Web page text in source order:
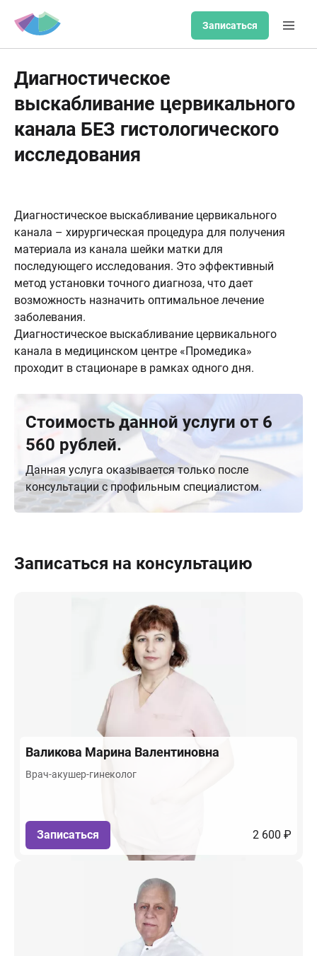
Записаться
Диагностическое
выскабливание цервикального
канала БЕЗ гистологического
исследования
Диагностическое выскабливание цервикального
канала – хирургическая процедура для получения
материала из канала шейки матки для
последующего исследования. Это эффективный
метод установки точного диагноза, что дает
возможность назначить оптимальное лечение
заболевания.
Диагностическое выскабливание цервикального
канала в медицинском центре «Промедика»
проходит в стационаре в рамках одного дня.
Стоимость данной услуги от 6
560 рублей.
Данная услуга оказывается только после
консультации с профильным специалистом.
Записаться на консультацию
Валикова Марина Валентиновна
Врач-акушер-гинеколог
Записаться 2 600 ₽